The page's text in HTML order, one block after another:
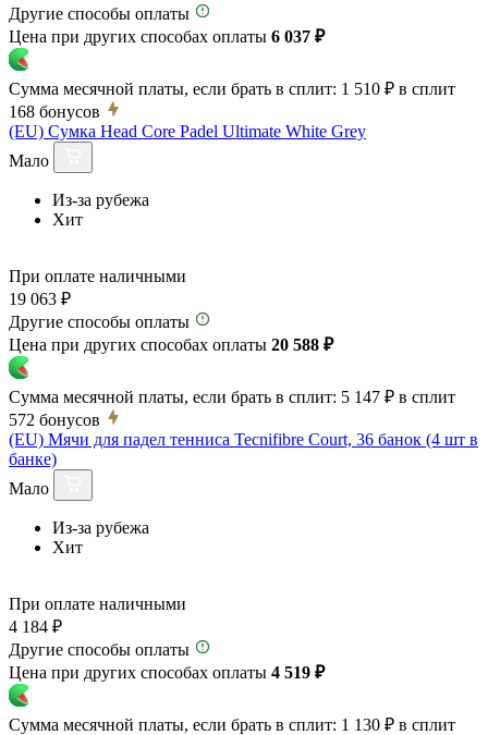
Другие способы оплаты
Цена при других способах оплаты 6 037 ₽
Сумма месячной платы, если брать в сплит: 1 510 ₽ в сплит
168 бонусов
(EU) Сумка Head Core Padel Ultimate White Grey
Мало
Из-за рубежа
Хит
При оплате наличными
19 063 ₽
Другие способы оплаты
Цена при других способах оплаты 20 588 ₽
Сумма месячной платы, если брать в сплит: 5 147 ₽ в сплит
572 бонусов
(EU) Мячи для падел тенниса Tecnifibre Court, 36 банок (4 шт в
банке)
Мало
Из-за рубежа
Хит
При оплате наличными
4 184 ₽
Другие способы оплаты
Цена при других способах оплаты 4 519 ₽
Сумма месячной платы, если брать в сплит: 1 130 ₽ в сплит